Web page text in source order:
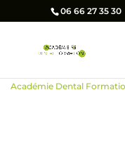
06 66 27 35 30
Académie Dental